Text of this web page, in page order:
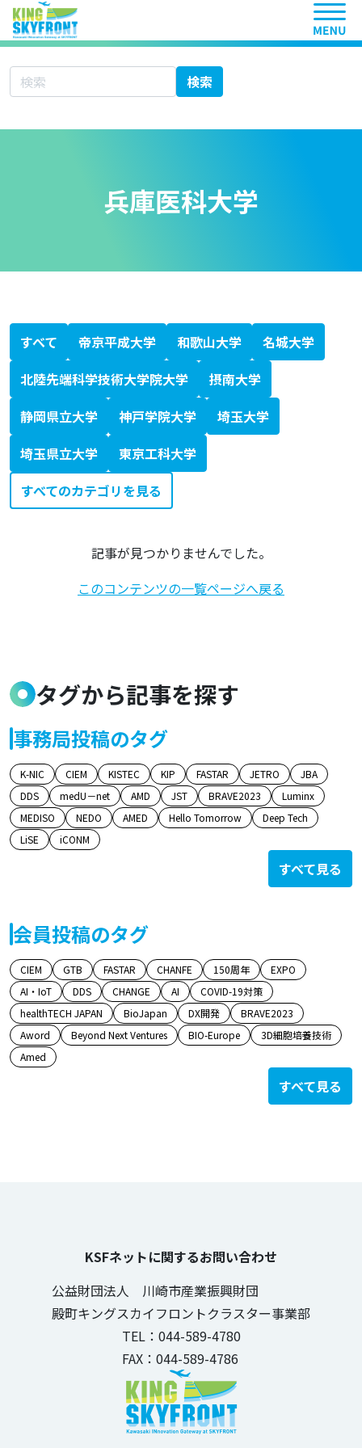
ヘッ
サイト内検索 検索
兵庫医科大学
すべて 帝京平成大学 和歌山大学
名城大学
北陸先端科学技術大学院大学
摂南大学
静岡県立大学
神戸学院大学
埼玉大学
埼玉県立大学
東京工科大学
北海道科学大学
大学シーズ集 あ行
愛知医科大学
秋田大学
旭川医科大学
岩手医科大学
愛媛大学
大分大学
大阪医科薬科大学
大阪市立大学
大阪大学
岡山大学
大学シーズ集 か行
香川大学
鹿児島大学
金沢医科大学
金沢大学
川崎医科大学
関西医科大学
北里大学
岐阜大学
九州大学
京都大学
京都府立医科大学
杏林大学
近畿大学
熊本大学
久留米大学
群馬大学
慶應義塾大学
高知大学
神戸大学
国際医療福祉大学
大学シーズ集 さ行
埼玉医科大学
佐賀大学
札幌医科大学
産業医科大学
滋賀医科大学
自治医科大学
島根大学
順天堂大学
昭和大学
信州大学
聖マリアンナ医科大学
大学シーズ集 た行
千葉大学
筑波大学
帝京大学
東海大学
東京医科歯科大学
東京医科大学
東京慈恵会医科大学
東京女子医科大学
東京大学
東邦大学
東北医科薬科大学
東北大学
徳島大学
獨協医科大学
鳥取大学
富山大学
大学シーズ集 な行
長崎大学
名古屋市立大学
名古屋大学
奈良県立医科大学
新潟大学
日本医科大学
日本大学
大学シーズ集 は行
浜松医科大学
兵庫医科大学
弘前大学
広島大学
福井大学
福岡大学
福島県立医科大学
藤田医科大学
防衛医科大学校
北海道大学
大学シーズ集 ま行
三重大学
宮崎大学
大学シーズ集 や行
山形大学
山口大学
山梨大学
横浜市立大学
大学シーズ集 ら行
琉球大学
大学シーズ集 わ行
和歌山県立医科大学
専門書
医療系ベンチャー支援ガイドブック
科学技術・イノベーション白書
KISTEC ANNUAL REPORT 2023
かわさき産学連携ニュースレター
静岡がんセンターファルマバレープロジェクト
日経バイオテク
日経バイオ年鑑
バイオサイエンスとインダストリー
すべてのカテゴリを見る
記事が見つかりませんでした。
このコンテンツの一覧ページへ戻る
タグから記事を探す
事務局投稿のタグ
K-NIC CIEM KISTEC KIP FASTAR JETRO
JBA
DDS
medU－net AMD JST BRAVE2023
Luminx
MEDISO
NEDO AMED Hello Tomorrow
Deep Tech
LiSE
iCONM
すべて見る
会員投稿のタグ
CIEM GTB FASTAR CHANFE 150周年
EXPO
AI・IoT
DDS CHANGE AI
COVID-19対策
healthTECH JAPAN
BioJapan DX開発
BRAVE2023
Aword
Beyond Next Ventures BIO-Europe
3D細胞培養技術
Amed
すべて見る
KSFネットに関するお問い合わせ
公益財団法人 川崎市産業振興財団
殿町キングスカイフロントクラスター事業部
TEL：044-589-4780
FAX：044-589-4786